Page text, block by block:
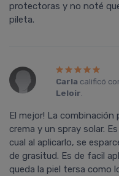
protectoras y no noté
pileta.
Carla calificó
Leloir.
El mejor! La
crema y un spray solar.
cual al aplicarlo, se
de grasitud. Es de facil
queda la piel tersa como